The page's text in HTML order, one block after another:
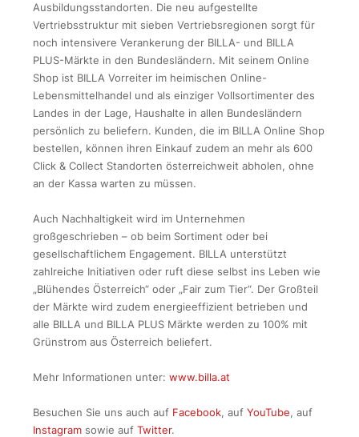
Ausbildungsstandorten. Die neu aufgestellte
Vertriebsstruktur mit sieben Vertriebsregionen sorgt für
noch intensivere Verankerung der BILLA- und BILLA
PLUS-Märkte in den Bundesländern. Mit seinem Online
Shop ist BILLA Vorreiter im heimischen Online-
Lebensmittelhandel und als einziger Vollsortimenter des
Landes in der Lage, Haushalte in allen Bundesländern
persönlich zu beliefern. Kunden, die im BILLA Online Shop
bestellen, können ihren Einkauf zudem an mehr als 600
Click & Collect Standorten österreichweit abholen, ohne
an der Kassa warten zu müssen.
Auch Nachhaltigkeit wird im Unternehmen
großgeschrieben – ob beim Sortiment oder bei
gesellschaftlichem Engagement. BILLA unterstützt
zahlreiche Initiativen oder ruft diese selbst ins Leben wie
„Blühendes Österreich“ oder „Fair zum Tier“. Der Großteil
der Märkte wird zudem energieeffizient betrieben und
alle BILLA und BILLA PLUS Märkte werden zu 100% mit
Grünstrom aus Österreich beliefert.
Mehr Informationen unter: www.billa.at
Besuchen Sie uns auch auf Facebook, auf YouTube, auf
Instagram sowie auf Twitter.